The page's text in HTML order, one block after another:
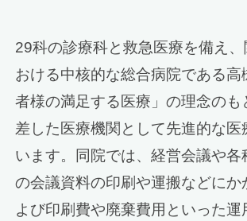
29科の診療科と救急医療を備え
おける中核的な総合病院である高
者様の満足する医療」の理念のも
差した医療機関として先進的な医
います。同院では、経営会議や各
の会議資料の印刷や運搬などにか
よび印刷費や廃棄費用といった運